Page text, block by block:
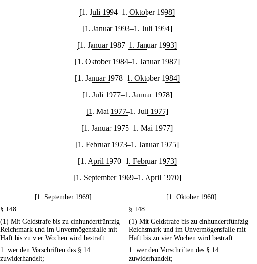
[1. Juli 1994–1. Oktober 1998]
[1. Januar 1993–1. Juli 1994]
[1. Januar 1987–1. Januar 1993]
[1. Oktober 1984–1. Januar 1987]
[1. Januar 1978–1. Oktober 1984]
[1. Juli 1977–1. Januar 1978]
[1. Mai 1977–1. Juli 1977]
[1. Januar 1975–1. Mai 1977]
[1. Februar 1973–1. Januar 1975]
[1. April 1970–1. Februar 1973]
[1. September 1969–1. April 1970]
[1. September 1969]
[1. Oktober 1960]
§ 148
§ 148
(1) Mit Geldstrafe bis zu einhundertfünfzig
Reichsmark und im Unvermögensfalle mit
Haft bis zu vier Wochen wird bestraft:
(1) Mit Geldstrafe bis zu einhundertfünfzig
Reichsmark und im Unvermögensfalle mit
Haft bis zu vier Wochen wird bestraft:
1. wer den Vorschriften des § 14
zuwiderhandelt;
1. wer den Vorschriften des § 14
zuwiderhandelt;